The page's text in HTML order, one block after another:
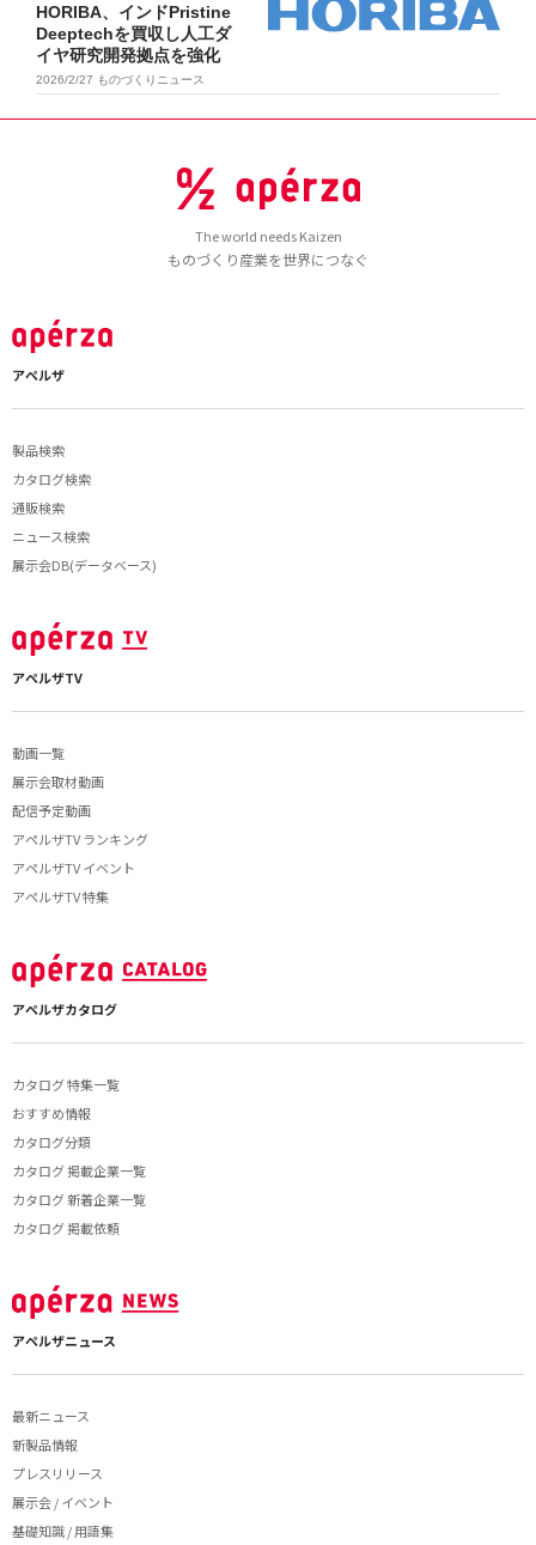
HORIBA、インドPristine
Deeptechを買収し人工ダ
イヤ研究開発拠点を強化
2026/2/27 ものづくりニュース
The world needs Kaizen
ものづくり産業を世界につなぐ
アペルザ
製品検索
カタログ検索
通販検索
ニュース検索
展示会DB(データベース)
アペルザTV
動画一覧
展示会取材動画
配信予定動画
アペルザTV ランキング
アペルザTV イベント
アペルザTV 特集
アペルザカタログ
カタログ 特集一覧
おすすめ情報
カタログ分類
カタログ 掲載企業一覧
カタログ 新着企業一覧
カタログ 掲載依頼
アペルザニュース
最新ニュース
新製品情報
プレスリリース
展示会 / イベント
基礎知識 / 用語集